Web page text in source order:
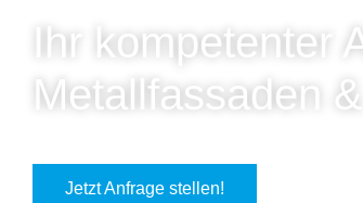
Ihr kompetenter
Metallfassaden
Jetzt Anfrage stellen!